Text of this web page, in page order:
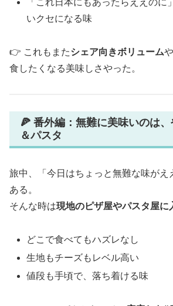
「これ日本にもあったらええのに
いクセになる味
👉 これもまたシェア向きボリューム
食したくなる美味しさやった。
🍕 番外編：無難に美味いのは
＆パスタ
旅中、「今日はちょっと無難な味が
ある。
そんな時は現地のピザ屋やパスタ屋に
どこで食べてもハズレなし
生地もチーズもレベル高い
値段も手頃で、落ち着ける味